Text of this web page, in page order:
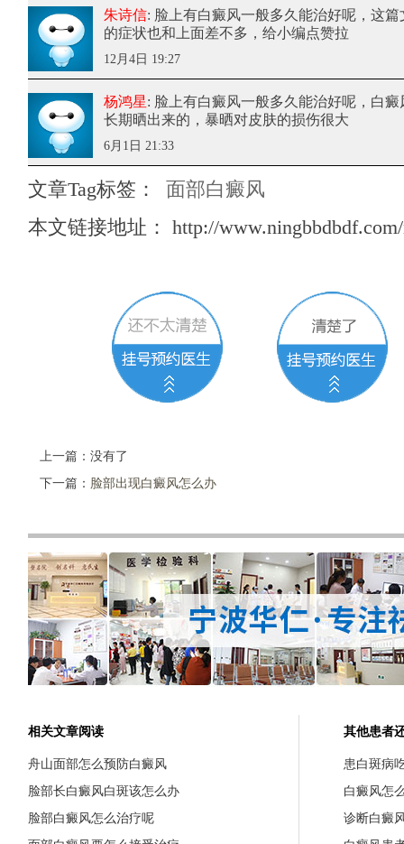
朱诗信: 脸上有白癜风一般多久能治好呢，这篇
的症状也和上面差不多，给小编点赞拉
12月4日 19:27
杨鸿星: 脸上有白癜风一般多久能治好呢，白癜
长期晒出来的，暴晒对皮肤的损伤很大
6月1日 21:33
文章Tag标签：
面部白癜风
本文链接地址： http://
上一篇：没有了
下一篇： 脸部出现白癜风怎么办
相关文章阅读
舟山面部怎么预防白癜风
脸部长白癜风白斑该怎么办
脸部白癜风怎么治疗呢
其他患者
患白斑病
白癜风怎
诊断白癜